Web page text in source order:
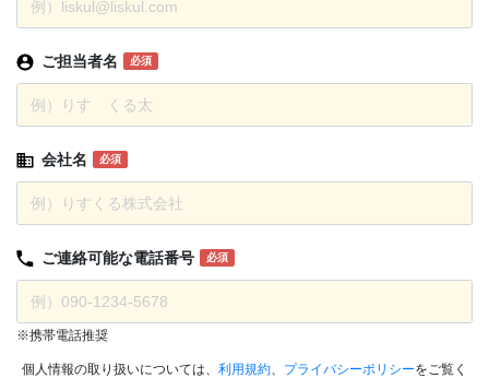
ご担当者名 必須
会社名 必須
ご連絡可能な電話番号 必須
※携帯電話推奨
個人情報の取り扱いについては、 利用規約、 プライバシーポリシーをご覧く